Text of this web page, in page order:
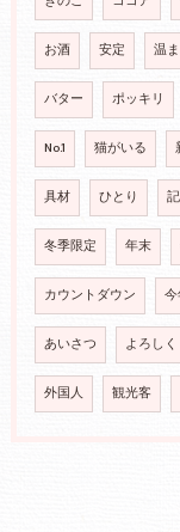
お酒 安定 温
バター ポッキリ
No.1 猫がいる
具材 ひとり
冬季限定 年末
カウントダウン
あいさつ よろしく
外国人 観光客